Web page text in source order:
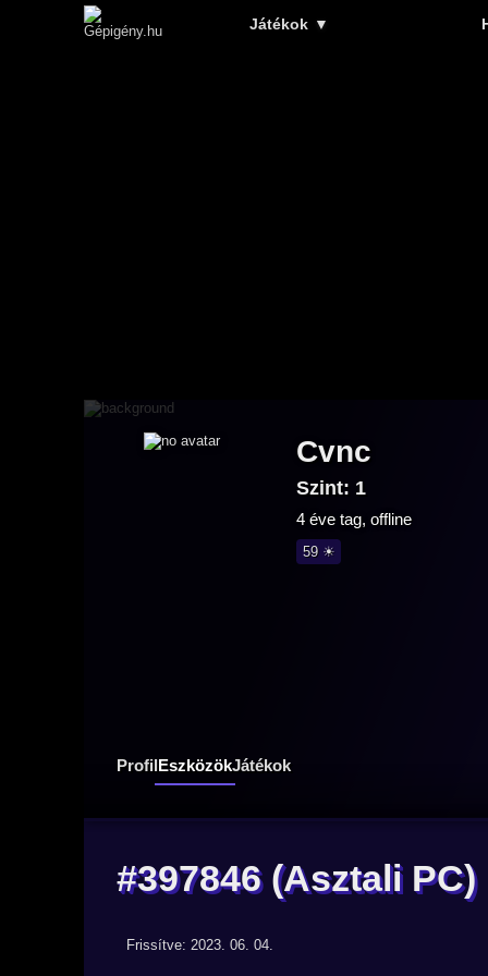
Játékok ▼
Cvnc
Szint: 1
4 éve tag, offline
59 ☀
ProfilEszközökJátékok
#397846 (Asztali PC)
Frissítve: 2023. 06. 04.